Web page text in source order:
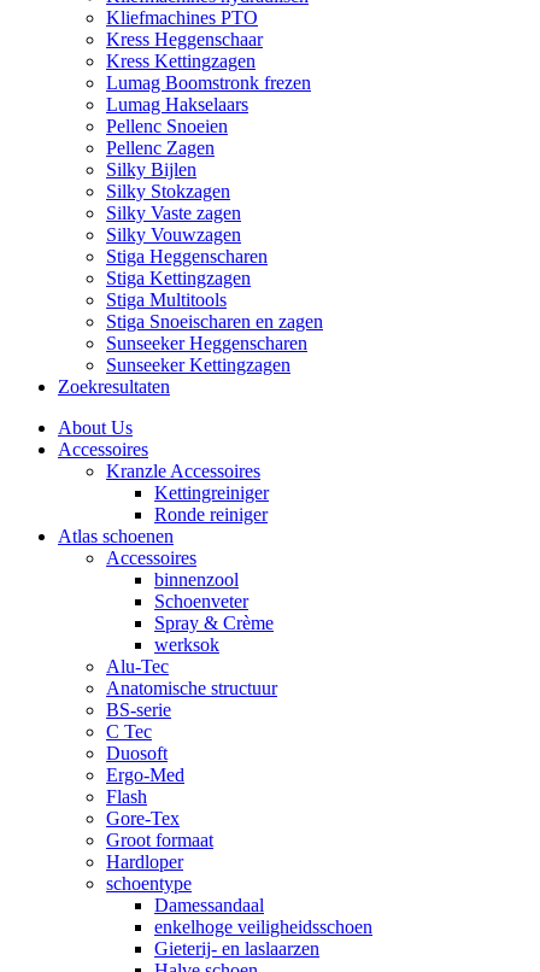
Kliefmachines PTO
Kress Heggenschaar
Kress Kettingzagen
Lumag Boomstronk frezen
Lumag Hakselaars
Pellenc Snoeien
Pellenc Zagen
Silky Bijlen
Silky Stokzagen
Silky Vaste zagen
Silky Vouwzagen
Stiga Heggenscharen
Stiga Kettingzagen
Stiga Multitools
Stiga Snoeischaren en zagen
Sunseeker Heggenscharen
Sunseeker Kettingzagen
Zoekresultaten
About Us
Accessoires
Kranzle Accessoires
Kettingreiniger
Ronde reiniger
Atlas schoenen
Accessoires
binnenzool
Schoenveter
Spray & Crème
werksok
Alu-Tec
Anatomische structuur
BS-serie
C Tec
Duosoft
Ergo-Med
Flash
Gore-Tex
Groot formaat
Hardloper
schoentype
Damessandaal
enkelhoge veiligheidsschoen
Gieterij- en laslaarzen